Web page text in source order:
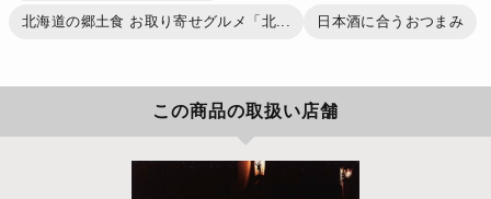
北海道の郷土食 お取り寄せグルメ「北... 日本酒に合うおつまみ
この商品の取扱い店舗